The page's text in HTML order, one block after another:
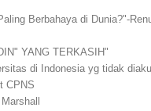
Berbahaya di Dunia?"-
YANG TERKASIH"
di Indonesia yg tidak
CPNS